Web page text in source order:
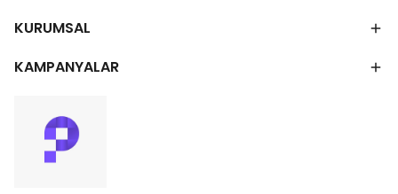
KURUMSAL
KAMPANYALAR